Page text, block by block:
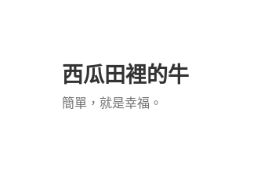
西瓜田裡的牛
簡單，就是幸福。